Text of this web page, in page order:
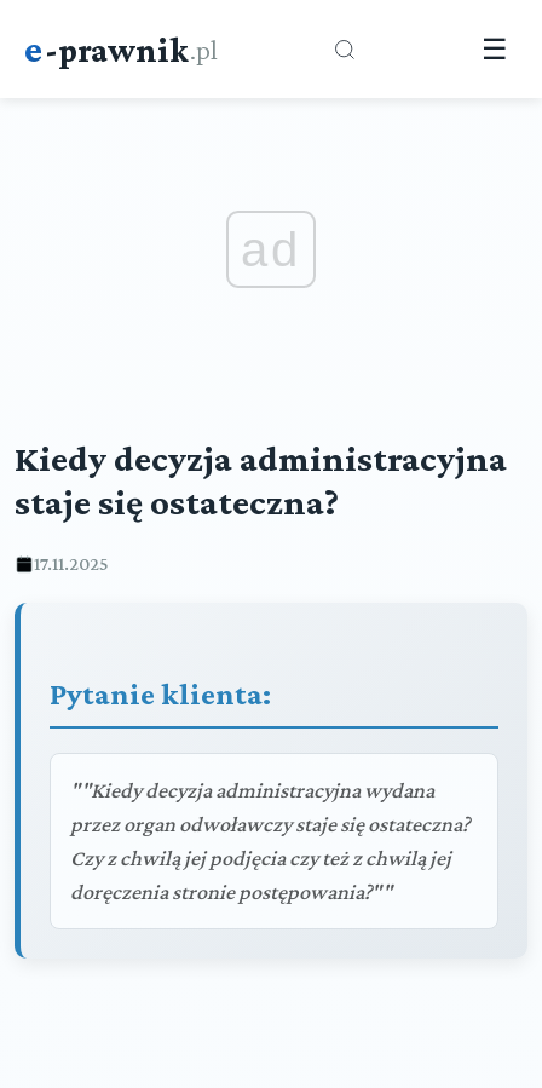
e-prawnik.pl ☰
ad
Kiedy decyzja administracyjna
staje się ostateczna?
17.11.2025
Pytanie klienta:
""Kiedy decyzja administracyjna wydana
przez organ odwoławczy staje się ostateczna?
Czy z chwilą jej podjęcia czy też z chwilą jej
doręczenia stronie postępowania?""